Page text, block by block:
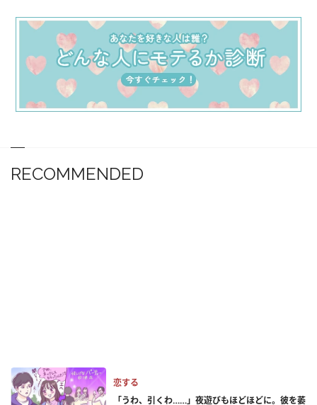
RECOMMENDED
恋する
「うわ、引くわ……」夜遊びもほどほどに。彼を萎